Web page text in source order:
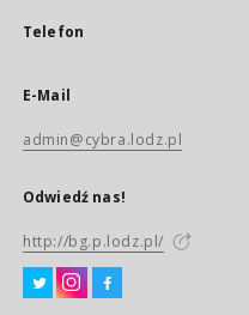
Telefon
E-Mail
admin@cybra.lodz.pl
Odwiedź nas!
http://bg.p.lodz.pl/